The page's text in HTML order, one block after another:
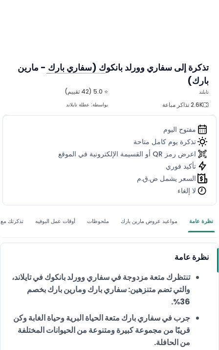
تذكرة إلى سفاري وورلد بانكوك (سفاري بارك - مارين
بارك)
⭐ 5.0 (42 تقييم)
2.6K تذاكر مباعة
بواسطة: عطلة تايلاند
تايلند
مفتوح اليوم
تذكرة يوم كامل متاحة
اعرض رمز QR أو القسيمة الإلكترونية في الموقع
تأكيد فوري
السعر يشمل ض.ق.م
لا إلغاء
نظرة عامة مواعيد عروض مارين بارك ملحوظات أوقات عمل البوفيه تذكرتك
نظرة عامة
تنتظرك متعة مزدوجة في سفاري وورلد بانكوك في تايلاند،
والتي تضم متنزهين: سفاري بارك ومارين بارك بخصم
36%.
جرب في سفاري بارك متعة الحياة البرية وحياة الغابة وكن
قريبًا من مجموعة كبيرة ومتنوعة من الحيوانات المختلفة
من الحافلة.